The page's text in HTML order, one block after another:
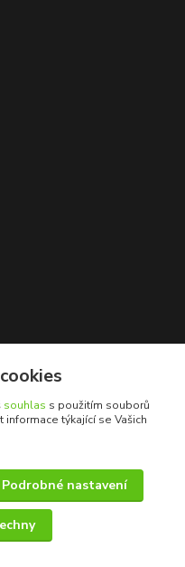
souhlas s použitím souborů
týkající se Vašich
Podrobné nastavení